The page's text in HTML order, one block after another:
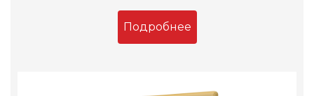
Подробнее